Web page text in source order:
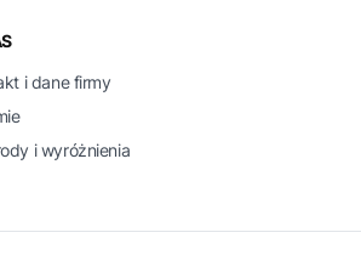
i dane firmy
i wyróżnienia